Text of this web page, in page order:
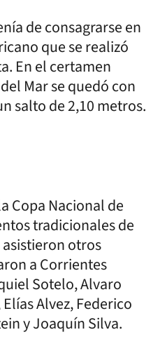
de consagrarse en
que se realizó
En el certamen
Mar se quedó con
salto de 2,10 metros.
Copa Nacional de
tradicionales de
otros
a Corrientes
Sotelo, Alvaro
Alvez, Federico
y Joaquín Silva.